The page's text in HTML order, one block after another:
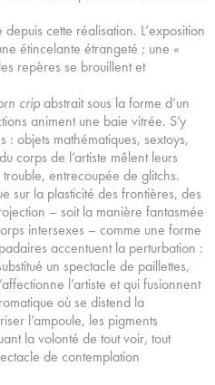
cette réalisation. L’exposition
étincelante étrangeté ; une «
repères se brouillent et
cripabstrait sous la forme d’un
animent une baie vitrée. S’y
objets mathématiques, sextoys,
corps de l’artiste mêlent leurs
entrecoupée de glitchs.
sur la plasticité des frontières, des
– soit la manière fantasmée
intersexes – comme une forme
accentuent la perturbation :
un spectacle de paillettes,
l’artiste et qui fusionnent
où se distend la
l’ampoule, les pigments
la volonté de tout voir, tout
de contemplation